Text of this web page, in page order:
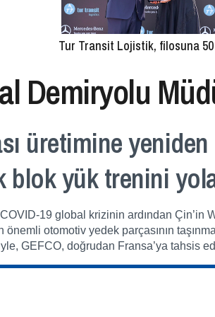
Tur Transit Lojistik, filosuna
Demiryolu
üretimine
blok yük trenini
19 global krizinin ardından
otomotiv yedek parçasının
GEFCO, doğrudan Fransa’ya tahsis